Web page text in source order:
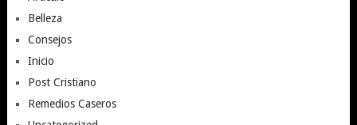
Belleza
Consejos
Inicio
Post Cristiano
Remedios Caseros